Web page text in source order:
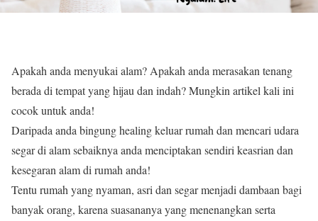
Apakah anda menyukai alam? Apakah anda merasakan tenang
berada di tempat yang hijau dan indah? Mungkin artikel kali ini
cocok untuk anda!
Daripada anda bingung healing keluar rumah dan mencari udara
segar di alam sebaiknya anda menciptakan sendiri keasrian dan
kesegaran alam di rumah anda!
Tentu rumah yang nyaman, asri dan segar menjadi dambaan bagi
banyak orang, karena suasananya yang menenangkan serta